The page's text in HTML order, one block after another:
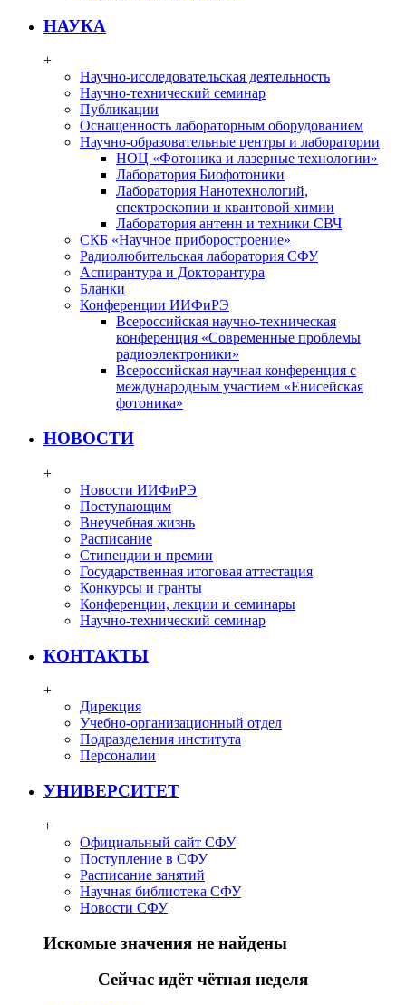
НАУКА
+
Научно-исследовательская деятельность
Научно-технический семинар
Публикации
Оснащенность лабораторным оборудованием
Научно-образовательные центры и лаборатории
НОЦ «Фотоника и лазерные технологии»
Лаборатория Биофотоники
Лаборатория Нанотехнологий,
спектроскопии и квантовой химии
Лаборатория антенн и техники СВЧ
СКБ «Научное приборостроение»
Радиолюбительская лаборатория СФУ
Аспирантура и Докторантура
Бланки
Конференции ИИФиРЭ
Всероссийская научно-техническая
конференция «Современные проблемы
радиоэлектроники»
Всероссийская научная конференция с
международным участием «Енисейская
фотоника»
НОВОСТИ
+
Новости ИИФиРЭ
Поступающим
Внеучебная жизнь
Расписание
Стипендии и премии
Государственная итоговая аттестация
Конкурсы и гранты
Конференции, лекции и семинары
Научно-технический семинар
КОНТАКТЫ
+
Дирекция
Учебно-организационный отдел
Подразделения института
Персоналии
УНИВЕРСИТЕТ
+
Официальный сайт СФУ
Поступление в СФУ
Расписание занятий
Научная библиотека СФУ
Новости СФУ
Искомые значения не найдены
Сейчас идёт чётная неделя